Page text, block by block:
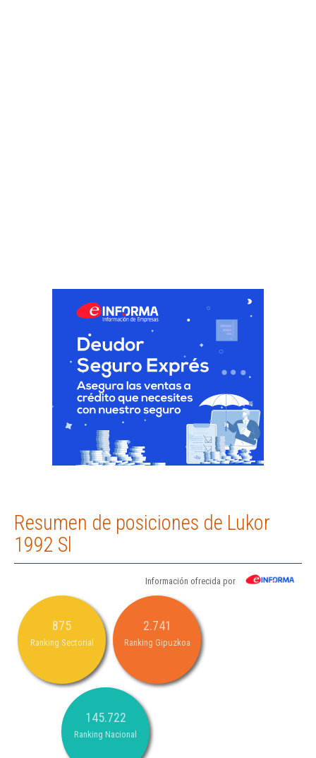
Resumen de posiciones de Lukor
1992 Sl
Información ofrecida por
875
Ranking Sectorial
2.741
Ranking Gipuzkoa
145.722
Ranking Nacional